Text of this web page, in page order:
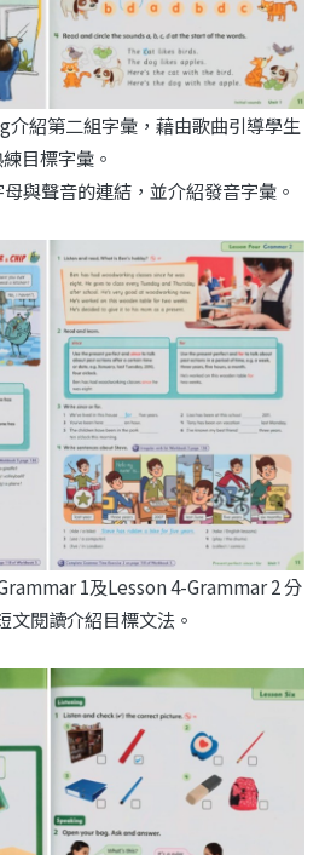
紹第二組字彙，藉由歌曲引導學生
目標字彙。
與聲音的連結，並介紹發音字彙。
1及Lesson 4-Grammar 2 分
文閱讀介紹目標文法。